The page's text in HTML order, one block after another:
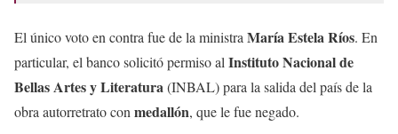
El único voto en contra fue de la ministra María Estela Ríos. En
particular, el banco solicitó permiso al Instituto Nacional de
Bellas Artes y Literatura(INBAL) para la salida del país de la
obra autorretrato con medallón, que le fue negado.